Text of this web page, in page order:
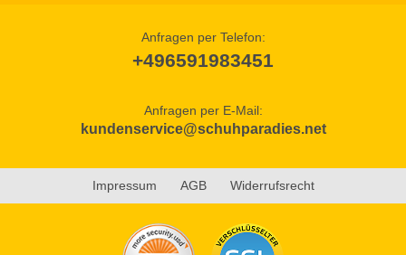
Anfragen per Telefon:
+496591983451
Anfragen per E-Mail:
kundenservice@schuhparadies.net
Impressum AGB Widerrufsrecht